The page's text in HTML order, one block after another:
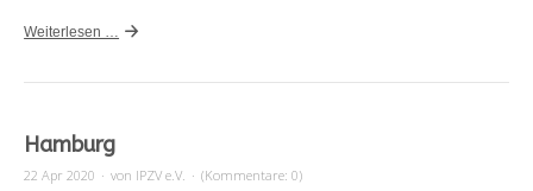
Weiterlesen …
Hamburg
22 Apr 2020 · von IPZV e.V. · (Kommentare: 0)